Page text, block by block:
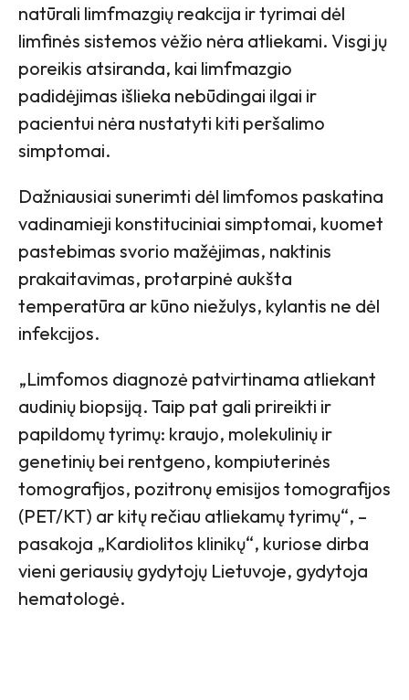
natūrali limfmazgių reakcija ir tyrimai dėl
limfinės sistemos vėžio nėra atliekami. Visgi jų
poreikis atsiranda, kai limfmazgio
padidėjimas išlieka nebūdingai ilgai ir
pacientui nėra nustatyti kiti peršalimo
simptomai.
Dažniausiai sunerimti dėl limfomos paskatina
vadinamieji konstituciniai simptomai, kuomet
pastebimas svorio mažėjimas, naktinis
prakaitavimas, protarpinė aukšta
temperatūra ar kūno niežulys, kylantis ne dėl
infekcijos.
„Limfomos diagnozė patvirtinama atliekant
audinių biopsiją. Taip pat gali prireikti ir
papildomų tyrimų: kraujo, molekulinių ir
genetinių bei rentgeno, kompiuterinės
tomografijos, pozitronų emisijos tomografijos
(PET/KT) ar kitų rečiau atliekamų tyrimų“, –
pasakoja „Kardiolitos klinikų“, kuriose dirba
vieni geriausių gydytojų Lietuvoje, gydytoja
hematologė.